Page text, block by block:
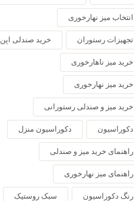
انتخاب میز نهارخوری
تجهیزات رستوران خرید صندلی اپن
خرید میز ناهارخوری
خرید میز نهارخوری
خرید میز و صندلی رستورانی
دکوراسیون دکوراسیون منزل
راهنمای خرید میز و صندلی
راهنمای میز نهارخوری
رنگ دکوراسیون سبک روستیک